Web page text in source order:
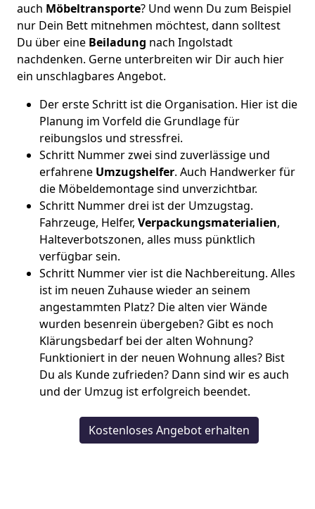
auch Möbeltransporte? Und wenn Du zum Beispiel
nur Dein Bett mitnehmen möchtest, dann solltest
Du über eine Beiladung nach Ingolstadt
nachdenken. Gerne unterbreiten wir Dir auch hier
ein unschlagbares Angebot.
Der erste Schritt ist die Organisation. Hier ist die
Planung im Vorfeld die Grundlage für
reibungslos und stressfrei.
Schritt Nummer zwei sind zuverlässige und
erfahrene Umzugshelfer. Auch Handwerker für
die Möbeldemontage sind unverzichtbar.
Schritt Nummer drei ist der Umzugstag.
Fahrzeuge, Helfer, Verpackungsmaterialien,
Halteverbotszonen, alles muss pünktlich
verfügbar sein.
Schritt Nummer vier ist die Nachbereitung. Alles
ist im neuen Zuhause wieder an seinem
angestammten Platz? Die alten vier Wände
wurden besenrein übergeben? Gibt es noch
Klärungsbedarf bei der alten Wohnung?
Funktioniert in der neuen Wohnung alles? Bist
Du als Kunde zufrieden? Dann sind wir es auch
und der Umzug ist erfolgreich beendet.
Kostenloses Angebot erhalten